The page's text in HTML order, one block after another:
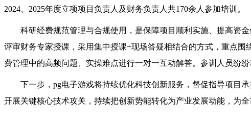
2024、2025年度立项项目负责人及财务负责人共170余人参加培训。
科研经费规范管理与合规使用，是保障项目顺利实施、提高资
评审财务专家授课，采用集中授课+现场答疑相结合的方式，重点
费管理中的高频问题、实操难点进行一对一互动解答。参训人员纷
下一步，pg电子游戏将持续优化科技创新服务，督促指导项目
开展关键核心技术攻关，持续把创新势能转化为产业发展动能，为